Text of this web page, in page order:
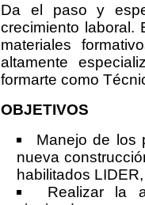
Da el paso y
crecimiento laboral.
materiales
altamente
formarte como
OBJETIVOS
Manejo de los
nueva
habilitados
Realizar la